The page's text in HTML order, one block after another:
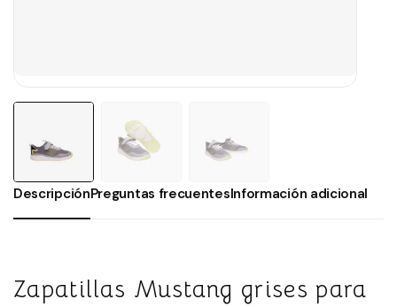
DescripciónPreguntas frecuentesInformación adicional
Zapatillas Mustang grises para